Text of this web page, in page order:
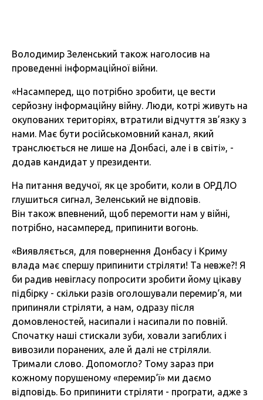
Володимир Зеленський також наголосив на
проведенні інформаційної війни.
«Насамперед, що потрібно зробити, це вести
серйозну інформаційну війну. Люди, котрі живуть на
окупованих територіях, втратили відчуття зв’язку з
нами. Має бути російськомовний канал, який
транслюється не лише на Донбасі, але і в світі», -
додав кандидат у президенти.
На питання ведучої, як це зробити, коли в ОРДЛО
глушиться сигнал, Зеленський не відповів.
Він також впевнений, щоб перемогти нам у війні,
потрібно, насамперед, припинити вогонь.
«Виявляється, для повернення Донбасу і Криму
влада має спершу припинити стріляти! Та невже?! Я
би радив невігласу попросити зробити йому цікаву
підбірку - скільки разів оголошували перемир‘я, ми
припиняли стріляти, а нам, одразу після
домовленостей, насипали і насипали по повній.
Спочатку наші стискали зуби, ховали загиблих і
вивозили поранених, але й далі не стріляли.
Тримали слово. Допомогло? Тому зараз при
кожному порушеному «перемир‘ї» ми даємо
відповідь. Бо припинити стріляти - програти, адже з